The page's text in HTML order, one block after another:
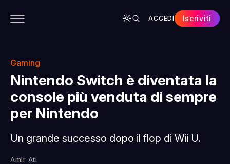
ACCEDI Iscriviti
Gaming
Nintendo Switch è diventata la
console più venduta di sempre
per Nintendo
Un grande successo dopo il flop di Wii U.
Amir Ati